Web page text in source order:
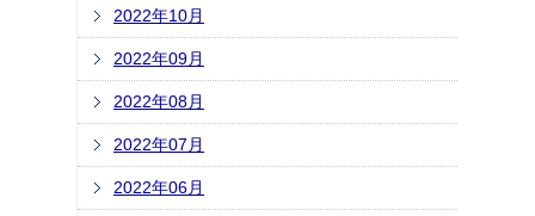
2022年10月
2022年09月
2022年08月
2022年07月
2022年06月